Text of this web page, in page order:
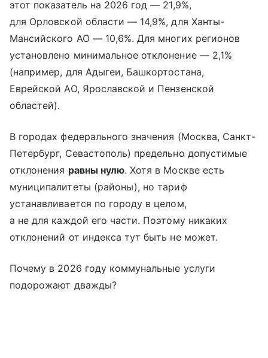
этот показатель на 2026 год — 21,9%,
для Орловской области — 14,9%, для Ханты-
Мансийского АО — 10,6%. Для многих регионов
установлено минимальное отклонение — 2,1%
(например, для Адыгеи, Башкортостана,
Еврейской АО, Ярославской и Пензенской
областей).
В городах федерального значения (Москва, Санкт-
Петербург, Севастополь) предельно допустимые
отклонения равны нулю. Хотя в Москве есть
муниципалитеты (районы), но тариф
устанавливается по городу в целом,
а не для каждой его части. Поэтому никаких
отклонений от индекса тут быть не может.
Почему в 2026 году коммунальные услуги
подорожают дважды?